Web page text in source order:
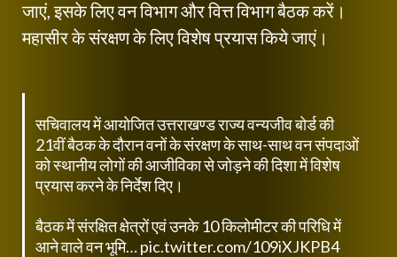
जाएं, इसके लिए वन विभाग और वित्त विभाग बैठक करें।
महासीर के संरक्षण के लिए विशेष प्रयास किये जाएं।
सचिवालय में आयोजित उत्तराखण्ड राज्य वन्यजीव बोर्ड की
21वीं बैठक के दौरान वनों के संरक्षण के साथ-साथ वन संपदाओं
को स्थानीय लोगों की आजीविका से जोड़ने की दिशा में विशेष
प्रयास करने के निर्देश दिए।
बैठक में संरक्षित क्षेत्रों एवं उनके 10 किलोमीटर की परिधि में
आने वाले वन भूमि…pic.twitter.com/109iXJKPB4